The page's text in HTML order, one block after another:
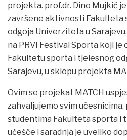
projekta. prof.dr. Dino Mujkić
završene aktivnosti Fakulteta
odgoja Univerziteta u
na PRVI Festival Sporta koji je
Fakultetu sporta i tjelesnog
Sarajevu, u sklopu projekta
Ovim se projekat MATCH
zahvaljujemo svim
studentima Fakulteta sporta i
učešće i saradnja je uveliko